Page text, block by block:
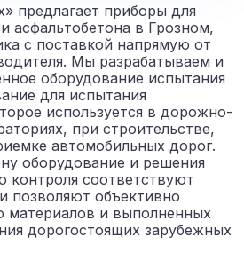
предлагает приборы для
асфальтобетона в Грозном,
с поставкой напрямую от
Мы разрабатываем и
оборудование испытания
для испытания
используется в дорожно-
при строительстве,
автомобильных дорог.
оборудование и решения
контроля соответствуют
позволяют объективно
материалов и выполненных
дорогостоящих зарубежных